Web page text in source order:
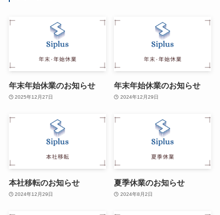
年末年始休業のお知らせ
2025年12月27日
年末年始休業のお知らせ
2024年12月29日
本社移転のお知らせ
2024年12月29日
夏季休業のお知らせ
2024年8月2日